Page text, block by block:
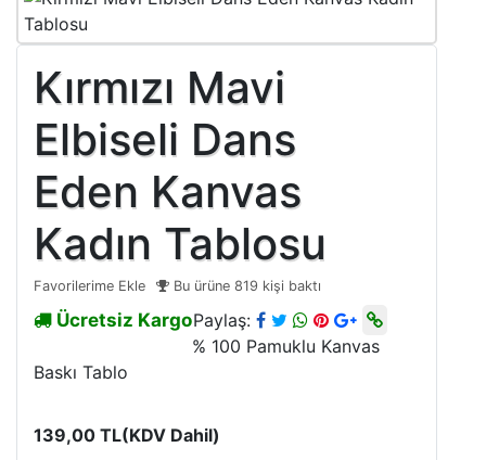
Kırmızı Mavi
Elbiseli Dans
Eden Kanvas
Kadın Tablosu
Favorilerime Ekle Bu ürüne 819 kişi baktı
Ücretsiz KargoPaylaş:
% 100 Pamuklu Kanvas
Baskı Tablo
139,00 TL(KDV Dahil)